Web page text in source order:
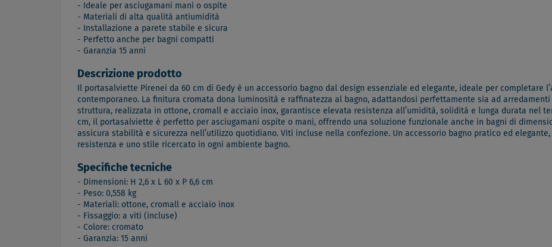
- Ideale per asciugamani mani o ospite
- Materiali di alta qualità antiumidità
- Installazione a parete stabile e sicura
- Perfetto anche per bagni compatti
- Garanzia 15 anni
Descrizione prodotto
Il portasalviette Pirenei da 60 cm di Gedy è un accessorio bagno dal design essenziale ed elegante, ideale per completare
contemporaneo. La finitura cromata dona luminosità e raffinatezza al bagno, adattandosi perfettamente sia ad
struttura, realizzata in ottone, cromall e acciaio inox, garantisce elevata resistenza all’umidità, solidità e lunga durata nel
cm, il portasalviette è perfetto per asciugamani ospite o mani, offrendo una soluzione funzionale anche in bagni di
assicura stabilità e sicurezza nell’utilizzo quotidiano. Viti incluse nella confezione. Un accessorio bagno pratico ed
resistenza e uno stile ricercato in ogni ambiente bagno.
Specifiche tecniche
- Dimensioni: H 2,6 x L 60 x P 6,6 cm
- Peso: 0,558 kg
- Materiali: ottone, cromall e acciaio inox
- Fissaggio: a viti (incluse)
- Colore: cromato
- Garanzia: 15 anni